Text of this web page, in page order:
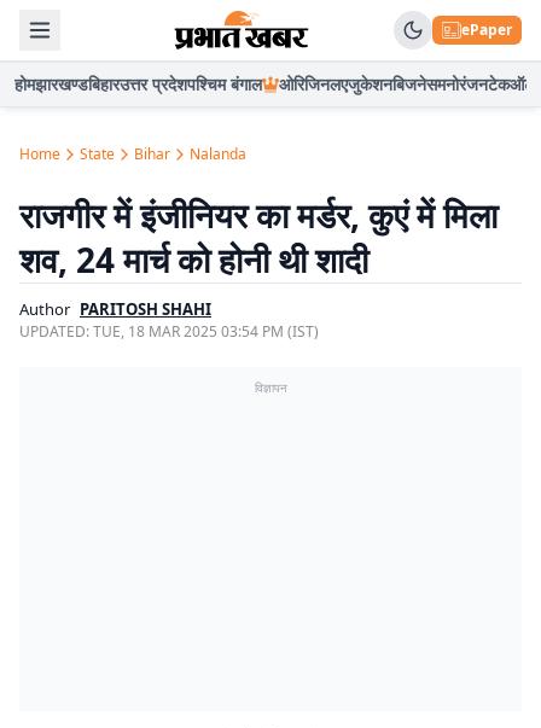
ePaper
होमझारखण्डबिहारउत्तर प्रदेशपश्चिम बंगाल ओरिजिनलएजुकेशनबिजनेसमनोरंजनटेकऑटो
Home State Bihar Nalanda
राजगीर में इंजीनियर का मर्डर, कुएं में मिला
शव, 24 मार्च को होनी थी शादी
Author PARITOSH SHAHI
UPDATED:TUE, 18 MAR 2025 03:54 PM (IST)
विज्ञापन